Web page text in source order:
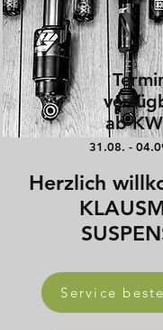
ab
31.08. -
Herzlich
Service